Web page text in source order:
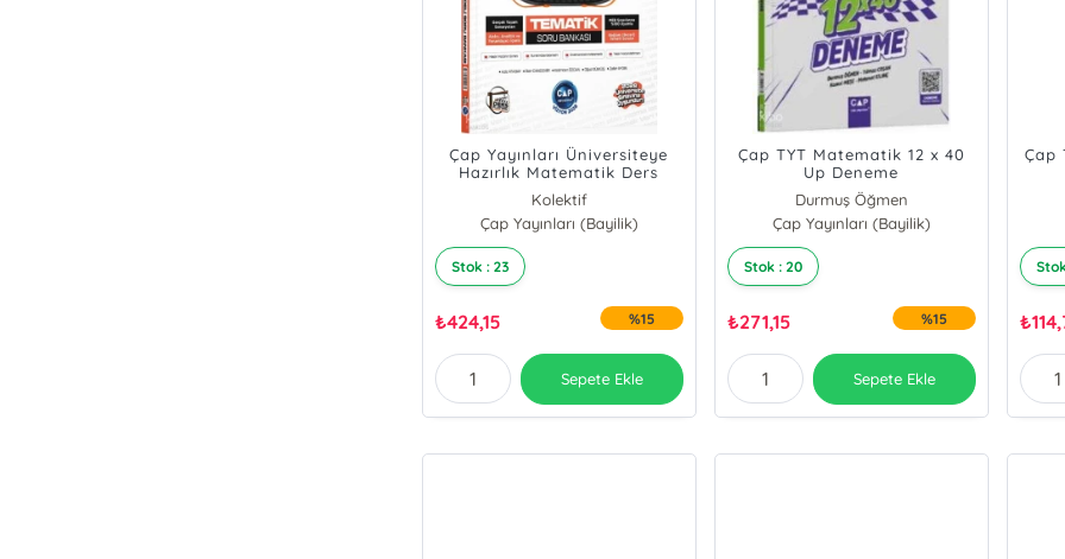
Çap Yayınları Üniversiteye
Hazırlık Matematik Ders
Platosu Maarif Modeli
Tematik Soru Bankası
Kolektif
Çap Yayınları (Bayilik)
Stok : 23
₺424,15 %15
Sepete Ekle
Çap TYT Matematik 12 x 40
Up Deneme
Durmuş Öğmen
Çap Yayınları (Bayilik)
Stok : 20
₺271,15 %15
Sepete Ekle
Çap
₺